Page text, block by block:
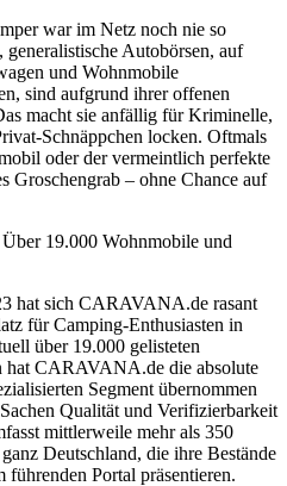
war im Netz noch nie so
Autobörsen, auf
und Wohnmobile
sind aufgrund ihrer offenen
macht sie anfällig für Kriminelle,
Schnäppchen locken. Oftmals
oder der vermeintlich perfekte
Groschengrab – ohne Chance auf
19.000 Wohnmobile und
hat sich CARAVANA.de rasant
für Camping-Enthusiasten in
über 19.000 gelisteten
hat CARAVANA.de die absolute
Segment übernommen
Qualität und Verifizierbarkeit
mittlerweile mehr als 350
Deutschland, die ihre Bestände
Portal präsentieren.